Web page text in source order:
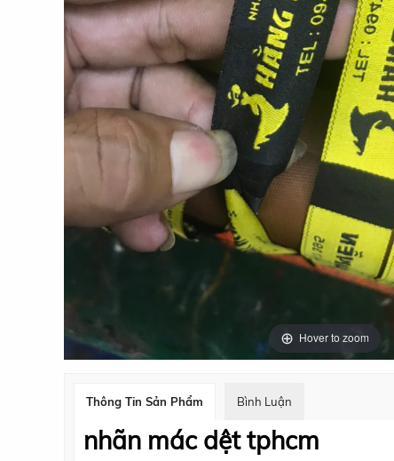
Hover to zoom
Thông Tin Sản Phẩm Bình Luận
nhãn mác dệt tphcm